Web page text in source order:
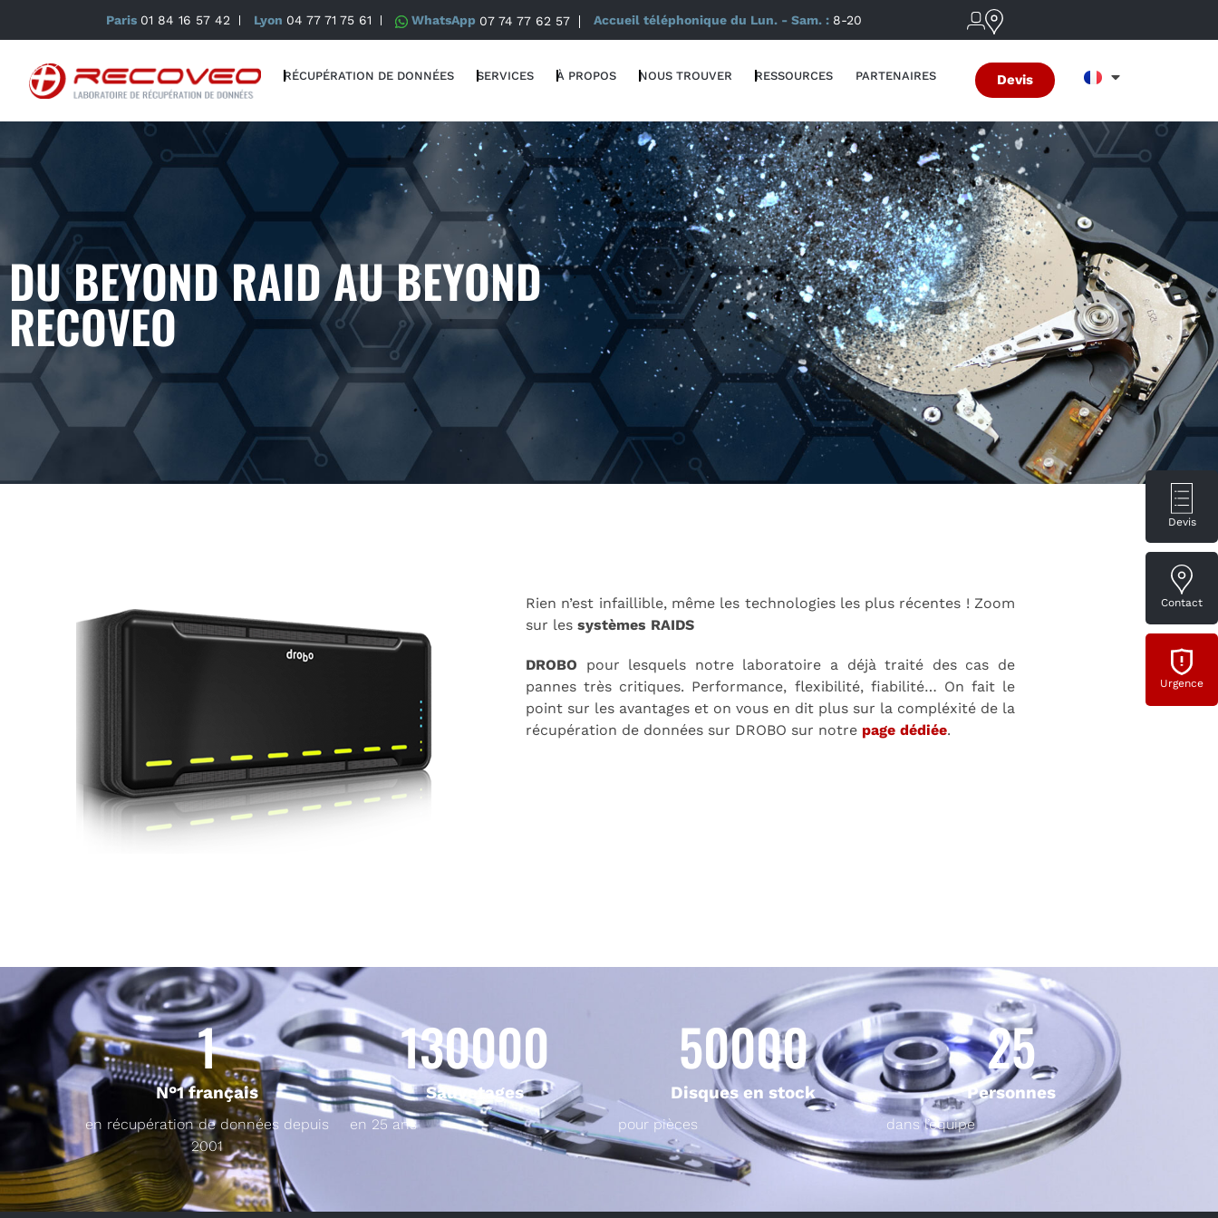
Devis
Contact
Urgence
Paris 01 84 16 57 42 Lyon 04 77 71 75 61 WhatsApp 07 74 77 62 57 Accueil téléphonique du Lun. - Sam. : 8-20
RÉCUPÉRATION DE DONNÉES SERVICES À PROPOS NOUS TROUVER RESSOURCES PARTENAIRES Devis
DU BEYOND RAID AU BEYOND
RECOVEO
Rien n’est infaillible, même les technologies les plus récentes ! Zoom
sur les systèmes RAIDS
DROBO pour lesquels notre laboratoire a déjà traité des cas de
pannes très critiques. Performance, flexibilité, fiabilité… On fait le
point sur les avantages et on vous en dit plus sur la compléxité de la
récupération de données sur DROBO sur notre page dédiée.
N°1 français
1
en récupération de données depuis
2001
Sauvetages
130000
en 25 ans
Disques en stock
50000
pour pièces
Personnes
25
dans l’équipe